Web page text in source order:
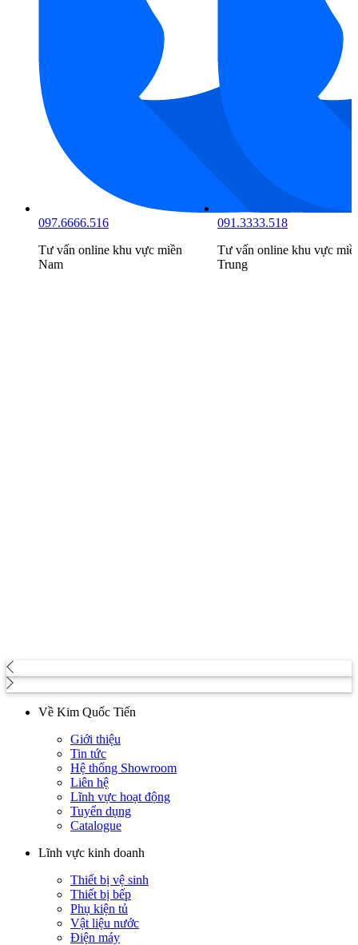
097.6666.516
Tư vấn online khu vực miền
Nam
091.3333.518
Tư vấn online khu vực
Trung
Về Kim Quốc Tiến
Giới thiệu
Tin tức
Hệ thống Showroom
Liên hệ
Lĩnh vực hoạt động
Tuyển dụng
Catalogue
Lĩnh vực kinh doanh
Thiết bị vệ sinh
Thiết bị bếp
Phụ kiện tủ
Vật liệu nước
Điện máy